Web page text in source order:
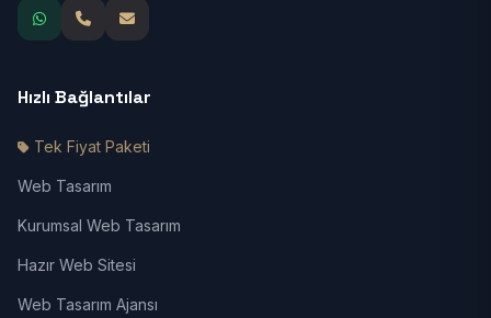
Hızlı Bağlantılar
Tek Fiyat Paketi
Web Tasarım
Kurumsal Web Tasarım
Hazır Web Sitesi
Web Tasarım Ajansı